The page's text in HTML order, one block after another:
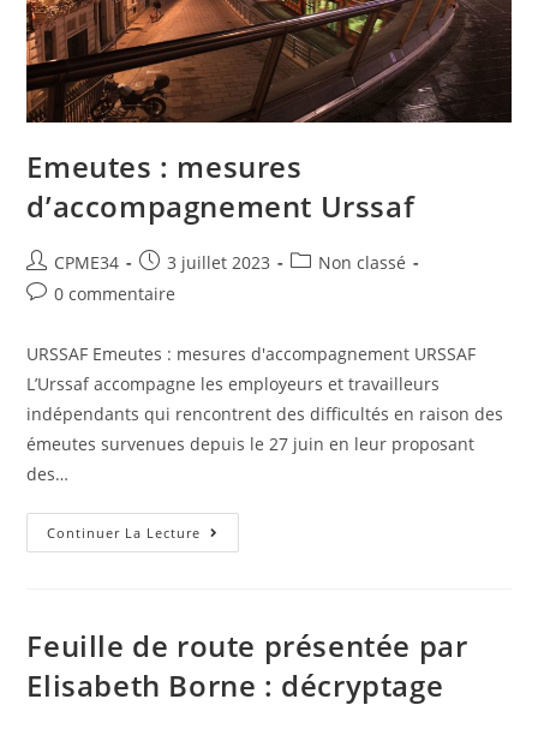
Emeutes : mesures
d’accompagnement Urssaf
CPME34 3 juillet 2023
Non classé
0 commentaire
URSSAF Emeutes : mesures d'accompagnement URSSAF
L’Urssaf accompagne les employeurs et travailleurs
indépendants qui rencontrent des difficultés en raison des
émeutes survenues depuis le 27 juin en leur proposant
des…
Continuer La Lecture
Feuille de route présentée par
Elisabeth Borne : décryptage